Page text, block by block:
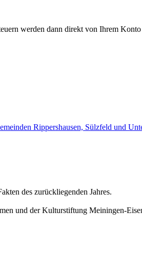
werden dann direkt von Ihrem
Rippershausen, Sülzfeld und
des zurückliegenden Jahres.
und der Kulturstiftung Meiningen-